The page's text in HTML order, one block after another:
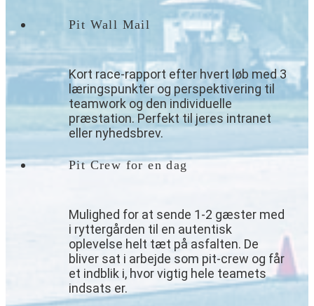
Pit Wall Mail
Kort race-rapport efter hvert løb med 3
læringspunkter og perspektivering til
teamwork og den individuelle
præstation. Perfekt til jeres intranet
eller nyhedsbrev.
Pit Crew for en dag
Mulighed for at sende 1-2 gæster med
i ryttergården til en autentisk
oplevelse helt tæt på asfalten. De
bliver sat i arbejde som pit-crew og får
et indblik i, hvor vigtig hele teamets
indsats er.